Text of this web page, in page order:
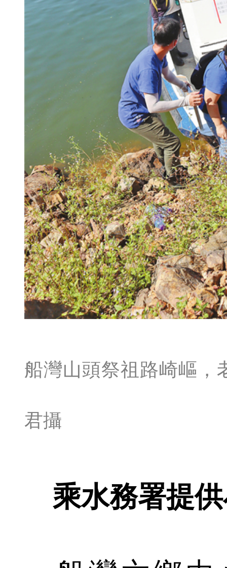
船灣山頭祭祖路崎嶇，
君攝
乘水務署提